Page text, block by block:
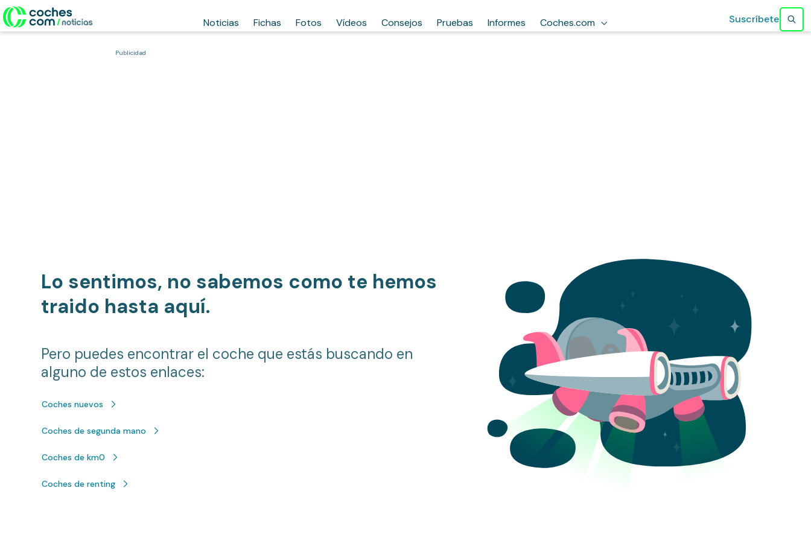
Noticias Fichas Fotos Vídeos Consejos Pruebas Informes Coches.com Suscríbete
Publicidad
Lo sentimos, no sabemos como te hemos
traido hasta aquí.
Pero puedes encontrar el coche que estás buscando en
alguno de estos enlaces:
Coches nuevos
Coches de segunda mano
Coches de km0
Coches de renting